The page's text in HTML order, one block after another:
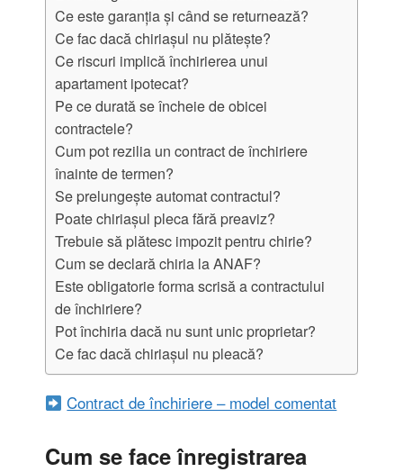
Ce este garanția și când se returnează?
Ce fac dacă chiriașul nu plătește?
Ce riscuri implică închirierea unui
apartament ipotecat?
Pe ce durată se încheie de obicei
contractele?
Cum pot rezilia un contract de închiriere
înainte de termen?
Se prelungește automat contractul?
Poate chiriașul pleca fără preaviz?
Trebuie să plătesc impozit pentru chirie?
Cum se declară chiria la ANAF?
Este obligatorie forma scrisă a contractului
de închiriere?
Pot închiria dacă nu sunt unic proprietar?
Ce fac dacă chiriașul nu pleacă?
Contract de închiriere – model comentat
Cum se face înregistrarea